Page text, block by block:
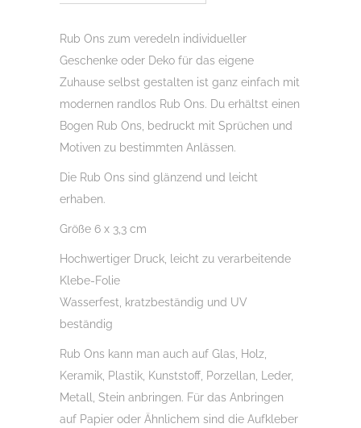
zu
haben
02
L,
Rubon,
Randlos,
für
Glas,
Holz,
Raysin
u.v.m.
Rub Ons zum veredeln individueller
Geschenke oder Deko für das eigene
Zuhause selbst gestalten ist ganz einfach mit
modernen randlos Rub Ons. Du erhältst einen
Bogen Rub Ons, bedruckt mit Sprüchen und
Motiven zu bestimmten Anlässen.
Die Rub Ons sind glänzend und leicht
erhaben.
Größe 6 x 3,3 cm
Hochwertiger Druck, leicht zu verarbeitende
Klebe-Folie
Wasserfest, kratzbeständig und UV
beständig
Rub Ons kann man auch auf Glas, Holz,
Keramik, Plastik, Kunststoff, Porzellan, Leder,
Metall, Stein anbringen. Für das Anbringen
auf Papier oder Ähnlichem sind die Aufkleber